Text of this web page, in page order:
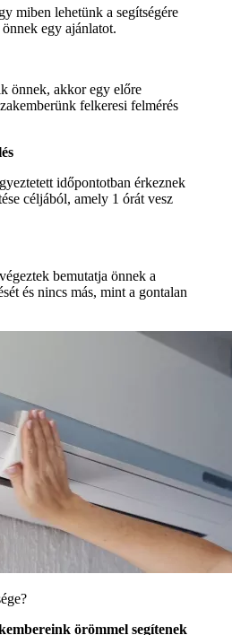
miben lehetünk a segítségére
egy ajánlatot.
önnek, akkor egy előre
felkeresi felmérés
időpontotban érkeznek
céljából, amely 1 órát vesz
bemutatja önnek a
és nincs más, mint a gontalan
örömmel segítenek